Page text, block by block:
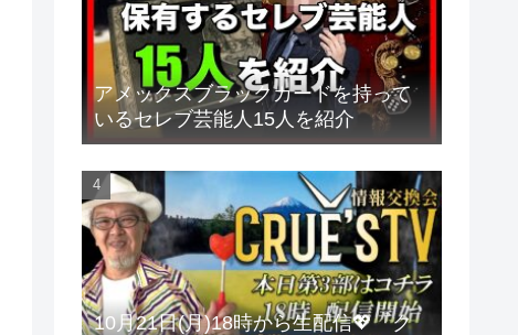
アメックスブラックカードを持って
いるセレブ芸能人15人を紹介
10月21日(月)18時から生配信💖『ク